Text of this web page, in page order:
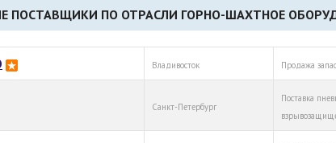
ПОСТАВЩИКИ ПО ОТРАСЛИ ГОРНО-ШАХТНОЕ
Владивосток Продажа
Санкт-Петербург
Поставка